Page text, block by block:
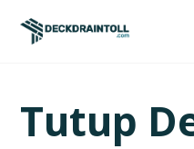
Tutup